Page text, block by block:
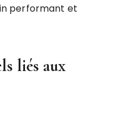
performant et
liés aux